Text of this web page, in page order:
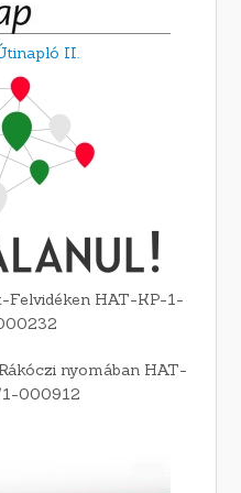
II.
Felvidéken HAT-KP-1-
nyomában HAT-
000912